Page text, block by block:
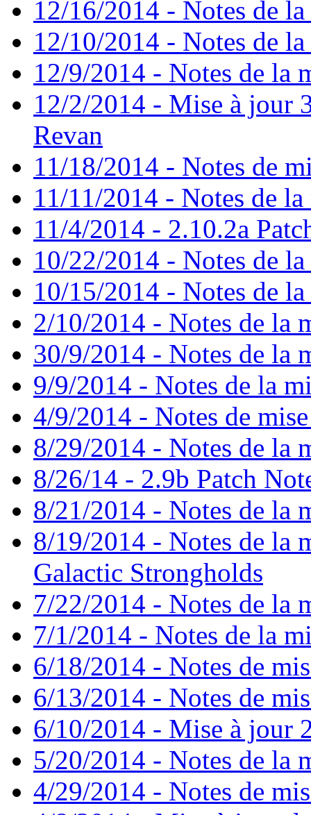
12/16/2014 - Notes de
12/10/2014 - Notes de
12/9/2014 - Notes de la
12/2/2014 - Mise à jour
Revan
11/18/2014 - Notes de
11/11/2014 - Notes de
11/4/2014 - 2.10.2a
10/22/2014 - Notes de
10/15/2014 - Notes de
2/10/2014 - Notes de la
30/9/2014 - Notes de la
9/9/2014 - Notes de la
4/9/2014 - Notes de
8/29/2014 - Notes de la
8/26/14 - 2.9b Patch
8/21/2014 - Notes de la
8/19/2014 - Notes de la
Galactic Strongholds
7/22/2014 - Notes de la
7/1/2014 - Notes de la
6/18/2014 - Notes de
6/13/2014 - Notes de
6/10/2014 - Mise à jour
5/20/2014 - Notes de la
4/29/2014 - Notes de